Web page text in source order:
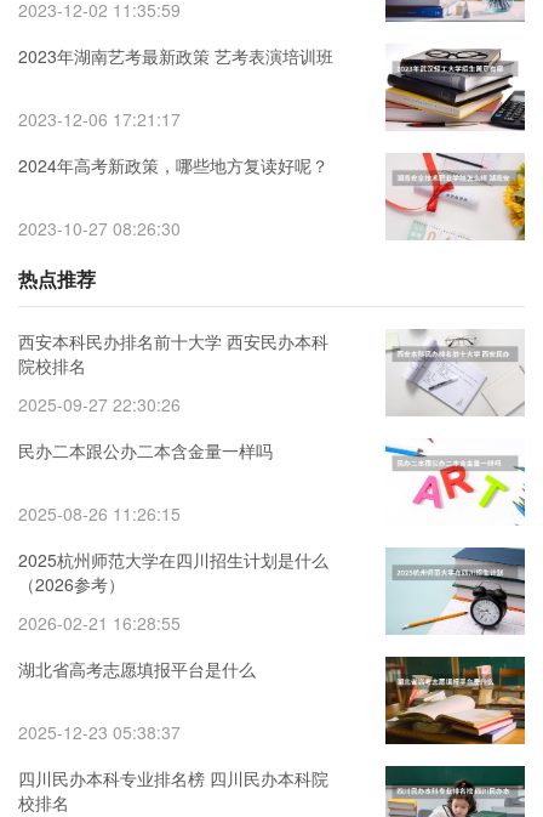
2023-12-02 11:35:59
2023年湖南艺考最新政策 艺考表演培训班
2023-12-06 17:21:17
2024年高考新政策，哪些地方复读好呢？
2023-10-27 08:26:30
热点推荐
西安本科民办排名前十大学 西安民办本科
院校排名
2025-09-27 22:30:26
民办二本跟公办二本含金量一样吗
2025-08-26 11:26:15
2025杭州师范大学在四川招生计划是什么
（2026参考）
2026-02-21 16:28:55
湖北省高考志愿填报平台是什么
2025-12-23 05:38:37
四川民办本科专业排名榜 四川民办本科院
校排名